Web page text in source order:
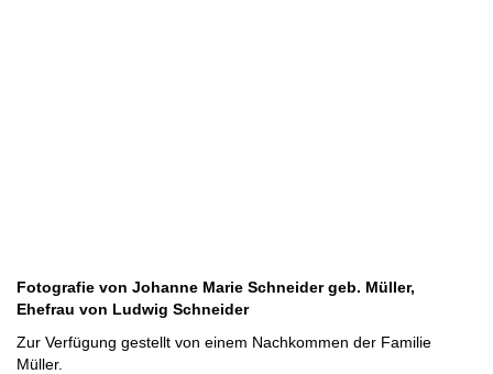
Fotografie von Johanne Marie Schneider geb. Müller,
Ehefrau von Ludwig Schneider
Zur Verfügung gestellt von einem Nachkommen der Familie
Müller.